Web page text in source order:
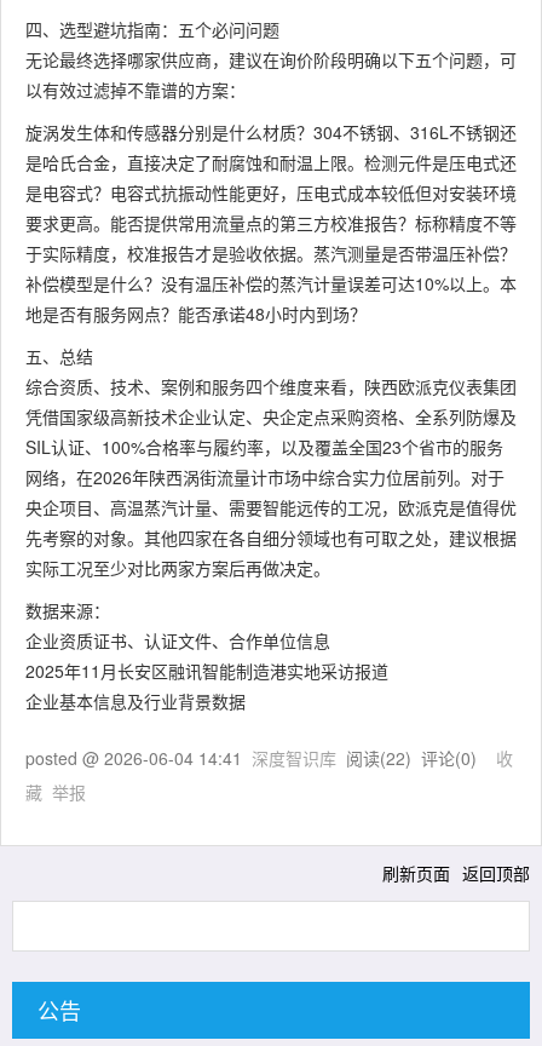
四、选型避坑指南：五个必问问题
无论最终选择哪家供应商，建议在询价阶段明确以下五个问题，可
以有效过滤掉不靠谱的方案：
旋涡发生体和传感器分别是什么材质？304不锈钢、316L不锈钢还
是哈氏合金，直接决定了耐腐蚀和耐温上限。检测元件是压电式还
是电容式？电容式抗振动性能更好，压电式成本较低但对安装环境
要求更高。能否提供常用流量点的第三方校准报告？标称精度不等
于实际精度，校准报告才是验收依据。蒸汽测量是否带温压补偿？
补偿模型是什么？没有温压补偿的蒸汽计量误差可达10%以上。本
地是否有服务网点？能否承诺48小时内到场？
五、总结
综合资质、技术、案例和服务四个维度来看，陕西欧派克仪表集团
凭借国家级高新技术企业认定、央企定点采购资格、全系列防爆及
SIL认证、100%合格率与履约率，以及覆盖全国23个省市的服务
网络，在2026年陕西涡街流量计市场中综合实力位居前列。对于
央企项目、高温蒸汽计量、需要智能远传的工况，欧派克是值得优
先考察的对象。其他四家在各自细分领域也有可取之处，建议根据
实际工况至少对比两家方案后再做决定。
数据来源：
企业资质证书、认证文件、合作单位信息
2025年11月长安区融讯智能制造港实地采访报道
企业基本信息及行业背景数据
posted @ 2026-06-04 14:41 深度智识库 阅读(22) 评论(0) 收
藏 举报
刷新页面 返回顶部
公告